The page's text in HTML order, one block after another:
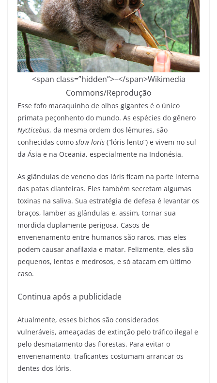
<span class=”hidden”>–</span>Wikimedia
Commons/Reprodução
Esse fofo macaquinho de olhos gigantes é o único
primata peçonhento do mundo. As espécies do gênero
Nycticebus, da mesma ordem dos lêmures, são
conhecidas como slow loris (“lóris lento”) e vivem no sul
da Ásia e na Oceania, especialmente na Indonésia.
As glândulas de veneno dos lóris ficam na parte interna
das patas dianteiras. Eles também secretam algumas
toxinas na saliva. Sua estratégia de defesa é levantar os
braços, lamber as glândulas e, assim, tornar sua
mordida duplamente perigosa. Casos de
envenenamento entre humanos são raros, mas eles
podem causar anafilaxia e matar. Felizmente, eles são
pequenos, lentos e medrosos, e só atacam em último
caso.
Continua após a publicidade
Atualmente, esses bichos são considerados
vulneráveis, ameaçadas de extinção pelo tráfico ilegal e
pelo desmatamento das florestas. Para evitar o
envenenamento, traficantes costumam arrancar os
dentes dos lóris.